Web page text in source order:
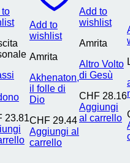
Add to
wishlist
Amrita
Akhenaton,
il folle di
Dio
CHF29.44
Aggiungi al
carrello
Add to
wishlist
Amrita
Altro Volto
di Gesù
CHF28.16
Aggiungi
al carrello
23.81